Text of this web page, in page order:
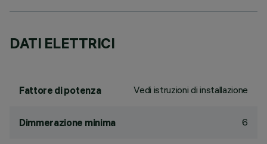
DATI ELETTRICI
Fattore di potenza Vedi istruzioni di installazione
Dimmerazione minima 6